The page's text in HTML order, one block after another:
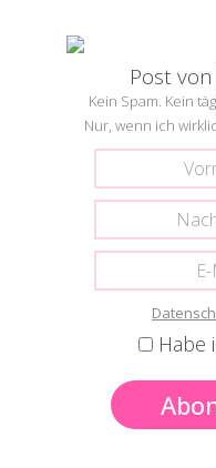
Post
Kein Spam. Kein
Nur, wenn ich
Habe